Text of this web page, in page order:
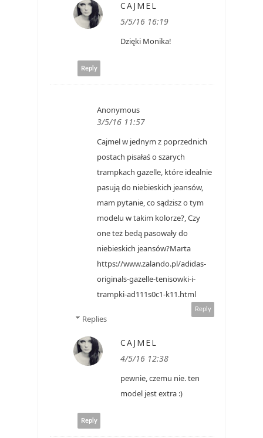
CAJMEL
5/5/16 16:19
Dzięki Monika!
Reply
Anonymous
3/5/16 11:57
Cajmel w jednym z poprzednich
postach pisałaś o szarych
trampkach gazelle, które idealnie
pasują do niebieskich jeansów,
mam pytanie, co sądzisz o tym
modelu w takim kolorze?, Czy
one też bedą pasowały do
niebieskich jeansów?Marta
https://www.zalando.pl/adidas-
originals-gazelle-tenisowki-i-
trampki-ad111s0c1-k11.html
Reply
Replies
CAJMEL
4/5/16 12:38
pewnie, czemu nie. ten
model jest extra :)
Reply